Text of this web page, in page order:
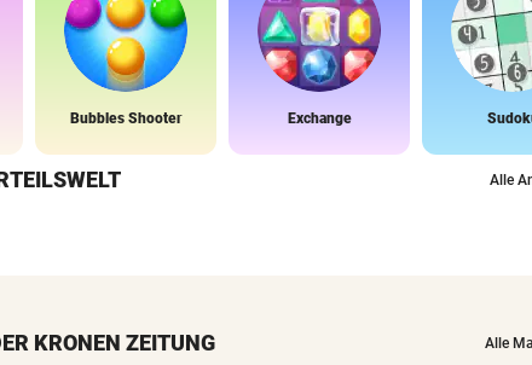
Bubbles Shooter Exchange
Alle
KRONEN ZEITUNG Alle